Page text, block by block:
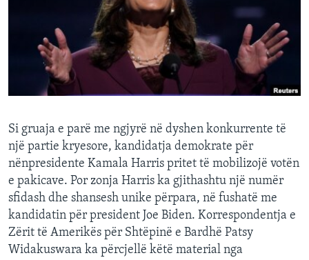
DITARI
Si gruaja e parë me ngjyrë në dyshen konkurrente të
një partie kryesore, kandidatja demokrate për
nënpresidente Kamala Harris pritet të mobilizojë votën
e pakicave. Por zonja Harris ka gjithashtu një numër
sfidash dhe shansesh unike përpara, në fushatë me
kandidatin për president Joe Biden. Korrespondentja e
Zërit të Amerikës për Shtëpinë e Bardhë Patsy
Widakuswara ka përcjellë këtë material nga